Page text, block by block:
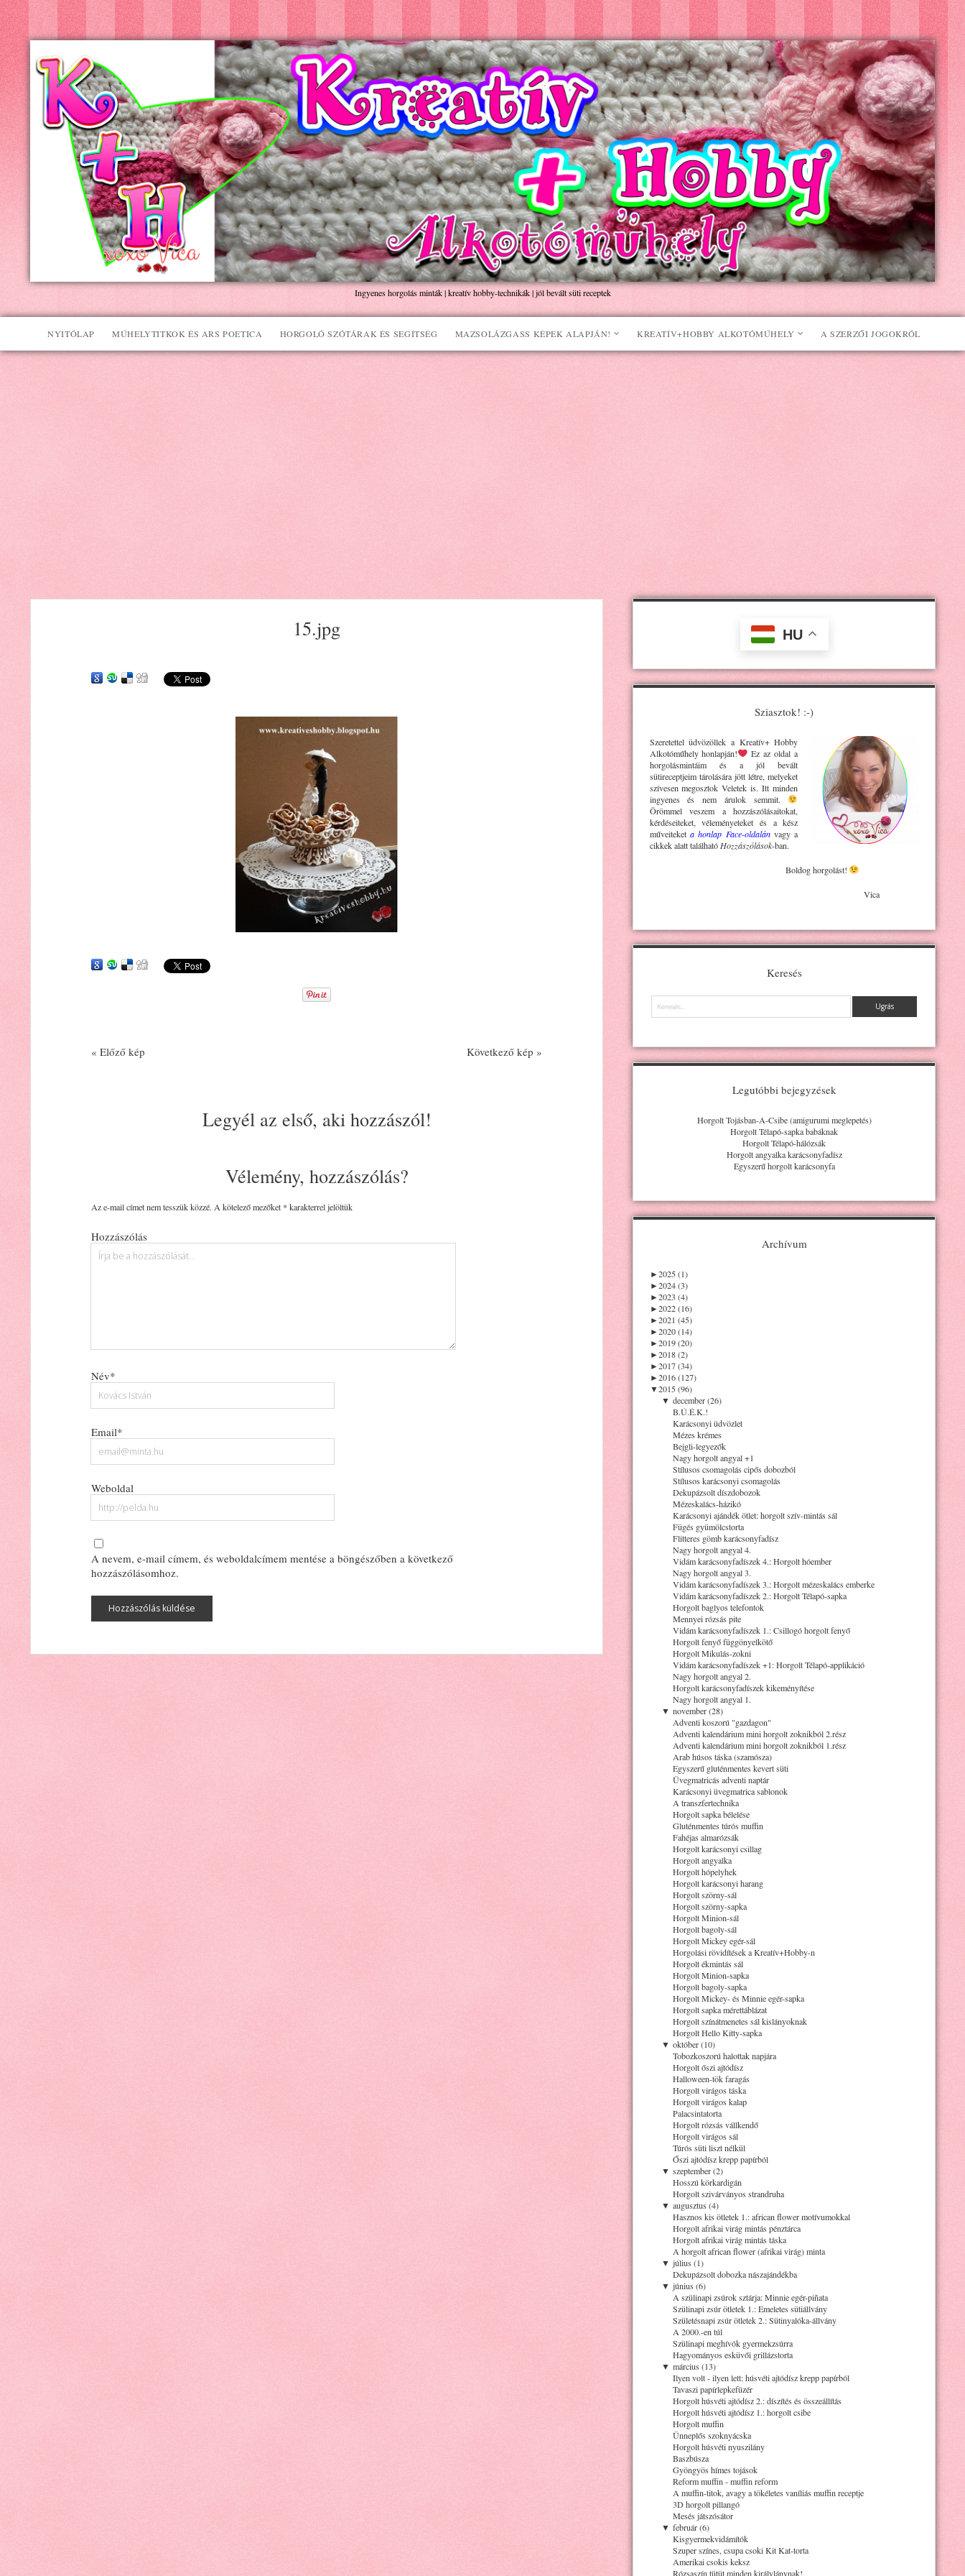
Kreatív+Hobby
Alkotóműhely
Ingyenes horgolás minták | kreatív hobby-technikák | jól bevált süti receptek
NYITÓLAP MŰHELYTITKOK ÉS ARS POETICA HORGOLÓ SZÓTÁRAK ÉS SEGÍTSÉG MAZSOLÁZGASS KÉPEK ALAPJÁN! KREATÍV+HOBBY ALKOTÓMŰHELY A SZERZŐI JOGOKRÓL
15.jpg
« Előző kép Következő kép »
Legyél az első, aki hozzászól!
Vélemény, hozzászólás?
Az e-mail címet nem tesszük közzé. A kötelező mezőket * karakterrel jelöltük
Hozzászólás
Név*
Email*
Weboldal
A nevem, e-mail címem, és weboldalcímem mentése a böngészőben a következő
hozzászólásomhoz.
HU
Sziasztok! :-)
Szeretettel üdvözöllek a Kreatív+ Hobby
Alkotóműhelyhonlapján!
Ez az oldal a
horgolásmintáim és a jól bevált
sütireceptjeim tárolására jött létre, melyeket
szívesen megosztok Veletek is. Itt minden
ingyenes és nem árulok semmit.
Örömmel veszem a hozzászólásaitokat,
kérdéseiteket, véleményeteket és a kész
műveiteket a honlap Face-oldalánvagy a
cikkek alatt található Hozzászólások-ban.
Boldog horgolást!
Vica
Keresés
Keresés
Legutóbbi bejegyzések
Horgolt Tojásban-A-Csibe (amigurumi meglepetés)
Horgolt Télapó-sapka babáknak
Horgolt Télapó-hálózsák
Horgolt angyalka karácsonyfadísz
Egyszerű horgolt karácsonyfa
Archívum
►2025 (1)
►2024 (3)
►2023 (4)
►2022 (16)
►2021 (45)
►2020 (14)
►2019 (20)
►2018 (2)
►2017 (34)
►2016 (127)
▼2015 (96)
▼ december (26)
B.Ú.É.K.!
Karácsonyi üdvözlet
Mézes krémes
Bejgli-legyezők
Nagy horgolt angyal +1
Stílusos csomagolás cipős dobozból
Stílusos karácsonyi csomagolás
Dekupázsolt díszdobozok
Mézeskalács-házikó
Karácsonyi ajándék ötlet: horgolt szív-mintás sál
Fügés gyümölcstorta
Flitteres gömb karácsonyfadísz
Nagy horgolt angyal 4.
Vidám karácsonyfadíszek 4.: Horgolt hóember
Nagy horgolt angyal 3.
Vidám karácsonyfadíszek 3.: Horgolt mézeskalács emberke
Vidám karácsonyfadíszek 2.: Horgolt Télapó-sapka
Horgolt baglyos telefontok
Mennyei rózsás pite
Vidám karácsonyfadíszek 1.: Csillogó horgolt fenyő
Horgolt fenyő függönyelkötő
Horgolt Mikulás-zokni
Vidám karácsonyfadíszek +1: Horgolt Télapó-applikáció
Nagy horgolt angyal 2.
Horgolt karácsonyfadíszek kikeményítése
Nagy horgolt angyal 1.
▼ november (28)
Adventi koszorú "gazdagon"
Adventi kalendárium mini horgolt zoknikból 2.rész
Adventi kalendárium mini horgolt zoknikból 1.rész
Arab húsos táska (szamósza)
Egyszerű gluténmentes kevert süti
Üvegmatricás adventi naptár
Karácsonyi üvegmatrica sablonok
A transzfertechnika
Horgolt sapka bélelése
Gluténmentes túrós muffin
Fahéjas almarózsák
Horgolt karácsonyi csillag
Horgolt angyalka
Horgolt hópelyhek
Horgolt karácsonyi harang
Horgolt szörny-sál
Horgolt szörny-sapka
Horgolt Minion-sál
Horgolt bagoly-sál
Horgolt Mickey egér-sál
Horgolási rövidítések a Kreatív+Hobby-n
Horgolt ékmintás sál
Horgolt Minion-sapka
Horgolt bagoly-sapka
Horgolt Mickey- és Minnie egér-sapka
Horgolt sapka mérettáblázat
Horgolt színátmenetes sál kislányoknak
Horgolt Hello Kitty-sapka
▼ október (10)
Tobozkoszorú halottak napjára
Horgolt őszi ajtódísz
Halloween-tök faragás
Horgolt virágos táska
Horgolt virágos kalap
Palacsintatorta
Horgolt rózsás vállkendő
Horgolt virágos sál
Túrós süti liszt nélkül
Őszi ajtódísz krepp papírból
▼ szeptember (2)
Hosszú körkardigán
Horgolt szivárványos strandruha
▼ augusztus (4)
Hasznos kis ötletek 1.: african flower motívumokkal
Horgolt afrikai virág mintás pénztárca
Horgolt afrikai virág mintás táska
A horgolt african flower (afrikai virág) minta
▼ július (1)
Dekupázsolt dobozka nászajándékba
▼ június (6)
A szülinapi zsúrok sztárja: Minnie egér-piñata
Szülinapi zsúr ötletek 1.: Emeletes sütiállvány
Születésnapi zsúr ötletek 2.: Sütinyalóka-állvány
A 2000.-en túl
Szülinapi meghívók gyermekzsúrra
Hagyományos esküvői grillázstorta
▼ március (13)
Ilyen volt - ilyen lett: húsvéti ajtódísz krepp papírból
Tavaszi papírlepkefüzér
Horgolt húsvéti ajtódísz 2.: díszítés és összeállítás
Horgolt húsvéti ajtódísz 1.: horgolt csibe
Horgolt muffin
Ünneplős szoknyácska
Horgolt húsvéti nyuszilány
Baszbúsza
Gyöngyös hímes tojások
Reform muffin - muffin reform
A muffin-titok, avagy a tökéletes vaníliás muffin receptje
3D horgolt pillangó
Mesés játszósátor
▼ február (6)
Kisgyermekvidámítók
Szuper színes, csupa csoki Kit Kat-torta
Amerikai csokis keksz
Rózsaszín tütüt minden királylánynak!